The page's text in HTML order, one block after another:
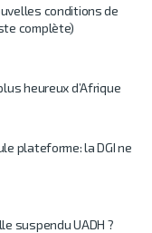
conditions de
complète)
heureux d’Afrique
plateforme: la DGI ne
suspendu UADH ?